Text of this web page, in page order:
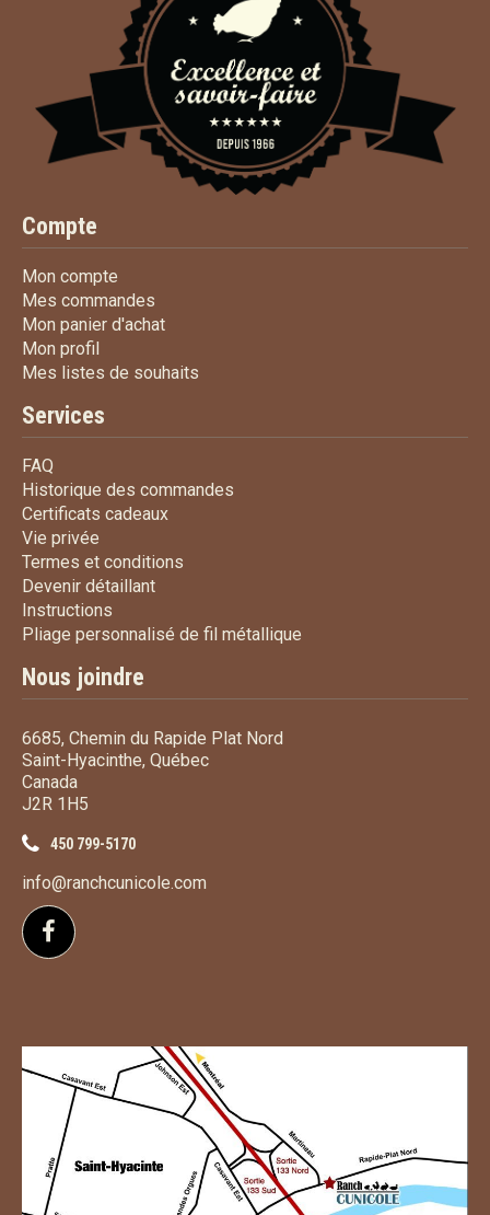
Compte
Mon compte
Mes commandes
Mon panier d'achatMon panier d'achat
Mon profil
Mes listes de souhaits
Services
FAQ
Historique des commandes
Certificats cadeauxCertificats cadeaux
Vie privée
Termes et conditions
Devenir détaillantDevenir détaillant
Instructions
Pliage personnalisé de fil métallique
Nous joindre
6685, Chemin du Rapide Plat Nord
Saint-Hyacinthe, Québec
Canada
J2R 1H5
450 799-5170
info@ranchcunicole.com
Suivez-nous sur Facebook